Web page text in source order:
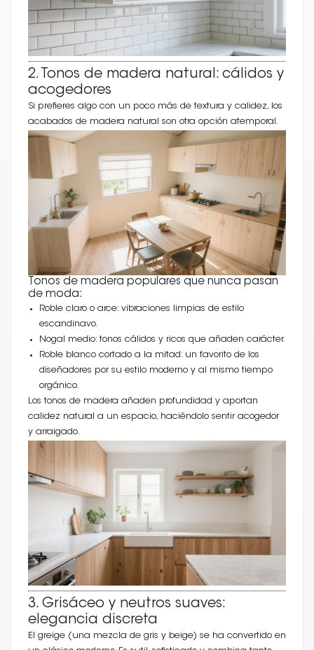
2. Tonos de madera natural: cálidos y
acogedores
Si prefieres algo con un poco más de textura y calidez, los
acabados de madera natural son otra opción atemporal.
Tonos de madera populares que nunca pasan
de moda:
Roble claro o arce: vibraciones limpias de estilo
escandinavo.
Nogal medio: tonos cálidos y ricos que añaden carácter.
Roble blanco cortado a la mitad: un favorito de los
diseñadores por su estilo moderno y al mismo tiempo
orgánico.
Los tonos de madera añaden profundidad y aportan
calidez natural a un espacio, haciéndolo sentir acogedor
y arraigado.
3. Grisáceo y neutros suaves:
elegancia discreta
El greige (una mezcla de gris y beige) se ha convertido en